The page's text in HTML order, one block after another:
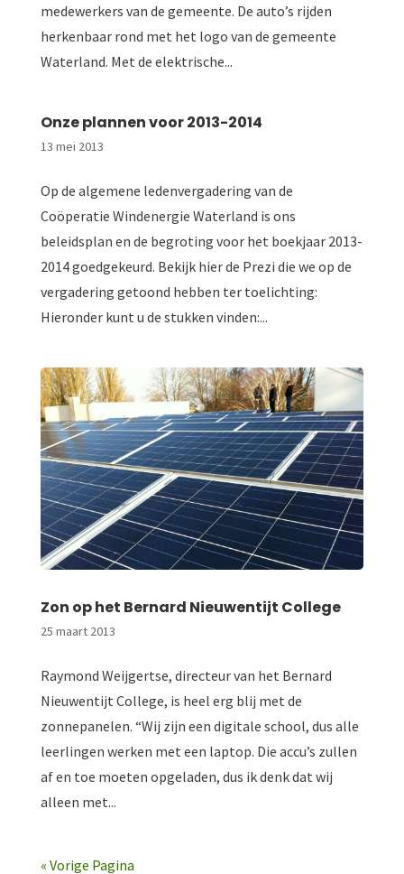
medewerkers van de gemeente. De auto’s rijden
herkenbaar rond met het logo van de gemeente
Waterland. Met de elektrische...
Onze plannen voor 2013-2014
13 mei 2013
Op de algemene ledenvergadering van de
Coöperatie Windenergie Waterland is ons
beleidsplan en de begroting voor het boekjaar 2013-
2014 goedgekeurd. Bekijk hier de Prezi die we op de
vergadering getoond hebben ter toelichting:
Hieronder kunt u de stukken vinden:...
Zon op het Bernard Nieuwentijt College
25 maart 2013
Raymond Weijgertse, directeur van het Bernard
Nieuwentijt College, is heel erg blij met de
zonnepanelen. “Wij zijn een digitale school, dus alle
leerlingen werken met een laptop. Die accu’s zullen
af en toe moeten opgeladen, dus ik denk dat wij
alleen met...
« Vorige Pagina